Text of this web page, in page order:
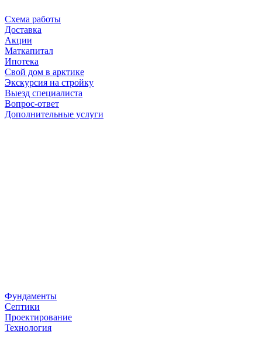
Схема работы
Доставка
Акции
Маткапитал
Ипотека
Свой дом в арктике
Экскурсия на стройку
Выезд специалиста
Вопрос-ответ
Дополнительные услуги
Фундаменты
Септики
Проектирование
Технология